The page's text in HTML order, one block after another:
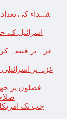
غزہ پر قبضہ
فصلوں پر
جب تک